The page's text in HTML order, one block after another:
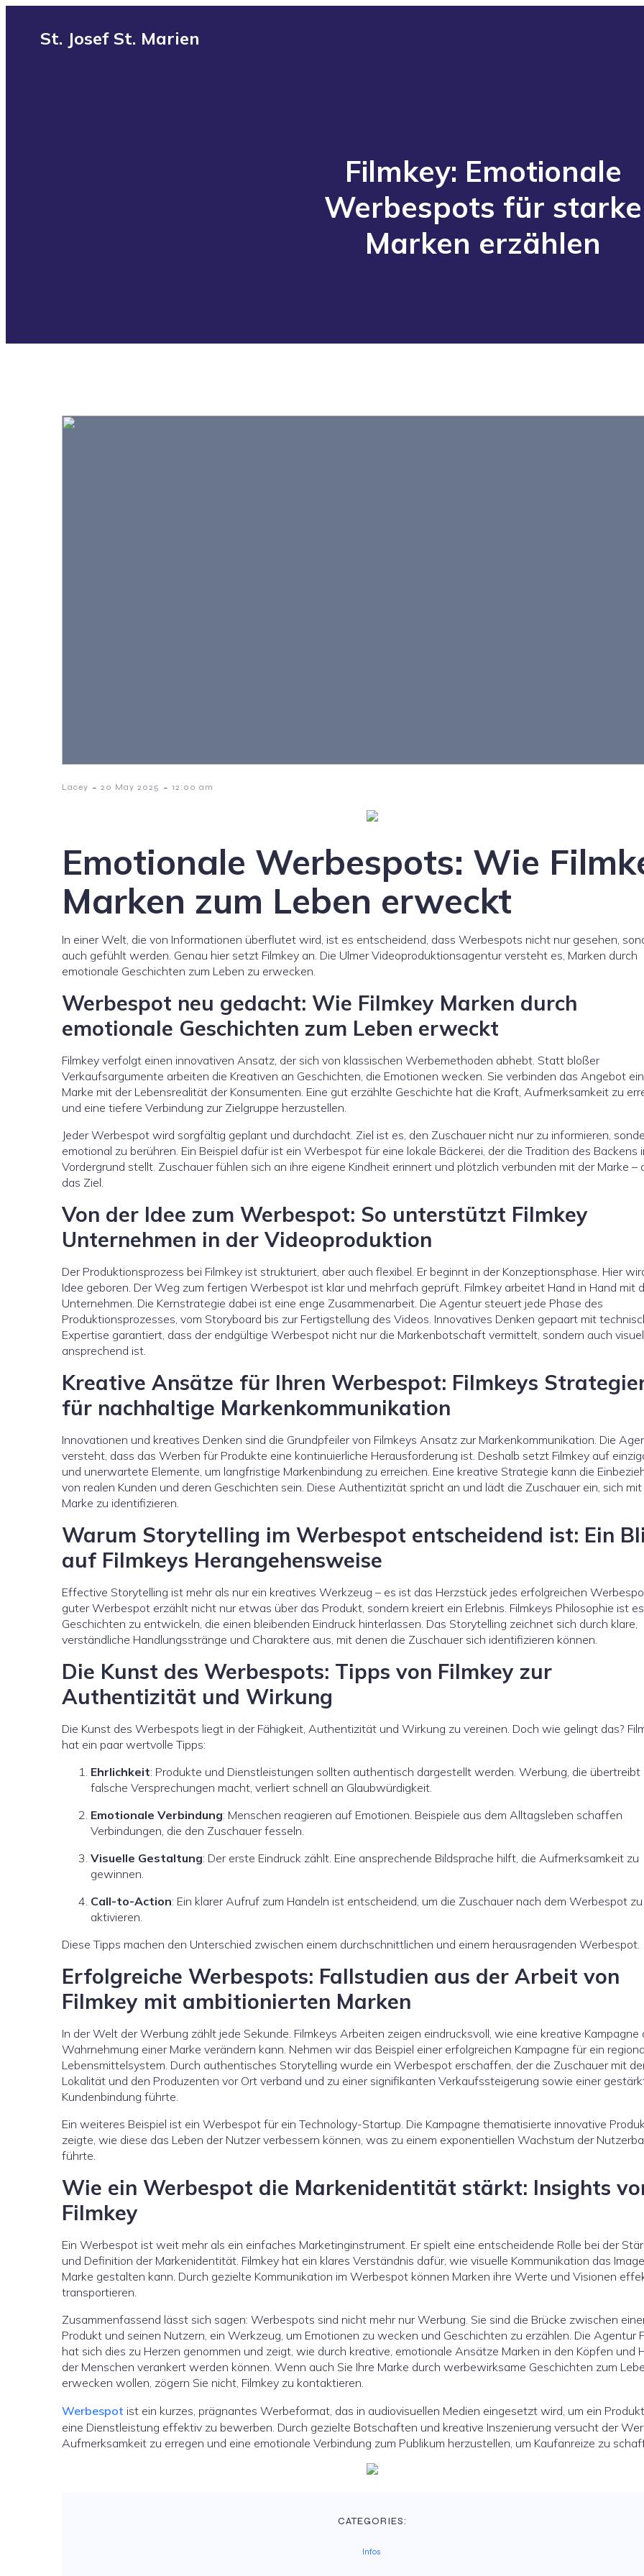
St. Josef St. Marien
Filmkey: Emotionale
Werbespots für starke
Marken erzählen
Lacey - 20 May 2025 - 12:00 am
Emotionale Werbespots: Wie
Marken zum Leben erweckt
In einer Welt, die von Informationen überflutet wird, ist es entscheidend, dass Werbespots nicht nur gesehen,
auch gefühlt werden. Genau hier setzt Filmkey an. Die Ulmer Videoproduktionsagentur versteht es, Marken durch
emotionale Geschichten zum Leben zu erwecken.
Werbespot neu gedacht: Wie Filmkey Marken durch
emotionale Geschichten zum Leben erweckt
Filmkey verfolgt einen innovativen Ansatz, der sich von klassischen Werbemethoden abhebt. Statt bloßer
Verkaufsargumente arbeiten die Kreativen an Geschichten, die Emotionen wecken. Sie verbinden das Angebot
Marke mit der Lebensrealität der Konsumenten. Eine gut erzählte Geschichte hat die Kraft, Aufmerksamkeit zu
und eine tiefere Verbindung zur Zielgruppe herzustellen.
Jeder Werbespot wird sorgfältig geplant und durchdacht. Ziel ist es, den Zuschauer nicht nur zu informieren,
emotional zu berühren. Ein Beispiel dafür ist ein Werbespot für eine lokale Bäckerei, der die Tradition des Backens
Vordergrund stellt. Zuschauer fühlen sich an ihre eigene Kindheit erinnert und plötzlich verbunden mit der Marke –
das Ziel.
Von der Idee zum Werbespot: So unterstützt Filmkey
Unternehmen in der Videoproduktion
Der Produktionsprozess bei Filmkey ist strukturiert, aber auch flexibel. Er beginnt in der Konzeptionsphase. Hier
Idee geboren. Der Weg zum fertigen Werbespot ist klar und mehrfach geprüft. Filmkey arbeitet Hand in Hand mit
Unternehmen. Die Kernstrategie dabei ist eine enge Zusammenarbeit. Die Agentur steuert jede Phase des
Produktionsprozesses, vom Storyboard bis zur Fertigstellung des Videos. Innovatives Denken gepaart mit
Expertise garantiert, dass der endgültige Werbespot nicht nur die Markenbotschaft vermittelt, sondern auch
ansprechend ist.
Kreative Ansätze für Ihren Werbespot: Filmkeys
für nachhaltige Markenkommunikation
Innovationen und kreatives Denken sind die Grundpfeiler von Filmkeys Ansatz zur Markenkommunikation. Die
versteht, dass das Werben für Produkte eine kontinuierliche Herausforderung ist. Deshalb setzt Filmkey auf
und unerwartete Elemente, um langfristige Markenbindung zu erreichen. Eine kreative Strategie kann die
von realen Kunden und deren Geschichten sein. Diese Authentizität spricht an und lädt die Zuschauer ein, sich
Marke zu identifizieren.
Warum Storytelling im Werbespot entscheidend ist: Ein
auf Filmkeys Herangehensweise
Effective Storytelling ist mehr als nur ein kreatives Werkzeug – es ist das Herzstück jedes erfolgreichen
guter Werbespot erzählt nicht nur etwas über das Produkt, sondern kreiert ein Erlebnis. Filmkeys Philosophie ist
Geschichten zu entwickeln, die einen bleibenden Eindruck hinterlassen. Das Storytelling zeichnet sich durch klare,
verständliche Handlungsstränge und Charaktere aus, mit denen die Zuschauer sich identifizieren können.
Die Kunst des Werbespots: Tipps von Filmkey zur
Authentizität und Wirkung
Die Kunst des Werbespots liegt in der Fähigkeit, Authentizität und Wirkung zu vereinen. Doch wie gelingt das?
hat ein paar wertvolle Tipps:
Ehrlichkeit: Produkte und Dienstleistungen sollten authentisch dargestellt werden. Werbung, die übertreibt
falsche Versprechungen macht, verliert schnell an Glaubwürdigkeit.
Emotionale Verbindung: Menschen reagieren auf Emotionen. Beispiele aus dem Alltagsleben schaffen
Verbindungen, die den Zuschauer fesseln.
Visuelle Gestaltung: Der erste Eindruck zählt. Eine ansprechende Bildsprache hilft, die Aufmerksamkeit zu
gewinnen.
Call-to-Action: Ein klarer Aufruf zum Handeln ist entscheidend, um die Zuschauer nach dem Werbespot zu
aktivieren.
Diese Tipps machen den Unterschied zwischen einem durchschnittlichen und einem herausragenden Werbespot.
Erfolgreiche Werbespots: Fallstudien aus der Arbeit von
Filmkey mit ambitionierten Marken
In der Welt der Werbung zählt jede Sekunde. Filmkeys Arbeiten zeigen eindrucksvoll, wie eine kreative Kampagne
Wahrnehmung einer Marke verändern kann. Nehmen wir das Beispiel einer erfolgreichen Kampagne für ein
Lebensmittelsystem. Durch authentisches Storytelling wurde ein Werbespot erschaffen, der die Zuschauer mit
Lokalität und den Produzenten vor Ort verband und zu einer signifikanten Verkaufssteigerung sowie einer
Kundenbindung führte.
Ein weiteres Beispiel ist ein Werbespot für ein Technology-Startup. Die Kampagne thematisierte innovative
zeigte, wie diese das Leben der Nutzer verbessern können, was zu einem exponentiellen Wachstum der
führte.
Wie ein Werbespot die Markenidentität stärkt: Insights
Filmkey
Ein Werbespot ist weit mehr als ein einfaches Marketinginstrument. Er spielt eine entscheidende Rolle bei der
und Definition der Markenidentität. Filmkey hat ein klares Verständnis dafür, wie visuelle Kommunikation das
Marke gestalten kann. Durch gezielte Kommunikation im Werbespot können Marken ihre Werte und Visionen
transportieren.
Zusammenfassend lässt sich sagen: Werbespots sind nicht mehr nur Werbung. Sie sind die Brücke zwischen
Produkt und seinen Nutzern, ein Werkzeug, um Emotionen zu wecken und Geschichten zu erzählen. Die Agentur
hat sich dies zu Herzen genommen und zeigt, wie durch kreative, emotionale Ansätze Marken in den Köpfen und
der Menschen verankert werden können. Wenn auch Sie Ihre Marke durch werbewirksame Geschichten zum
erwecken wollen, zögern Sie nicht, Filmkey zu kontaktieren.
Werbespot ist ein kurzes, prägnantes Werbeformat, das in audiovisuellen Medien eingesetzt wird, um ein
eine Dienstleistung effektiv zu bewerben. Durch gezielte Botschaften und kreative Inszenierung versucht der
Aufmerksamkeit zu erregen und eine emotionale Verbindung zum Publikum herzustellen, um Kaufanreize zu
CATEGORIES:
Infos